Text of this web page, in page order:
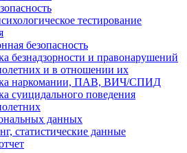
тестирование
безопасность
безнадзорности и правонарушений
и в отношении их
наркомании, ПАВ, ВИЧ/СПИД
суицидального поведения
данных
статистические данные